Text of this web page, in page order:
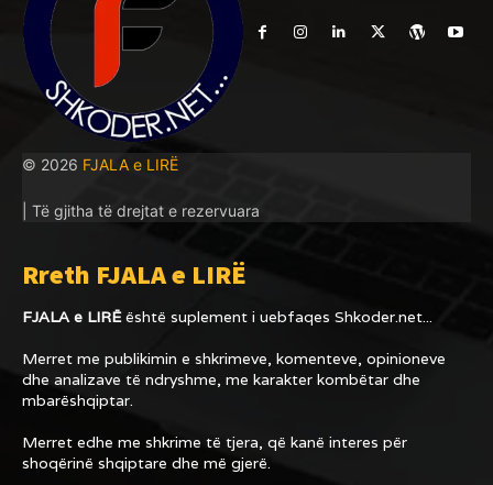
© 2026 FJALA e LIRË
| Të gjitha të drejtat e rezervuara
Rreth FJALA e LIRË
FJALA e LIRËështë suplement i uebfaqes Shkoder.net...
Merret me publikimin e shkrimeve, komenteve, opinioneve
dhe analizave të ndryshme, me karakter kombëtar dhe
mbarëshqiptar.
Merret edhe me shkrime të tjera, që kanë interes për
shoqërinë shqiptare dhe më gjerë.